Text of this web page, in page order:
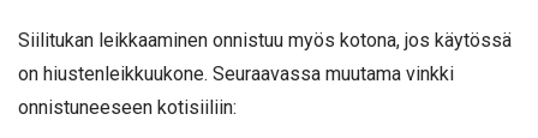
Siilitukan leikkaaminen onnistuu myös kotona, jos käytössä
on hiustenleikkuukone. Seuraavassa muutama vinkki
onnistuneeseen kotisiiliin: